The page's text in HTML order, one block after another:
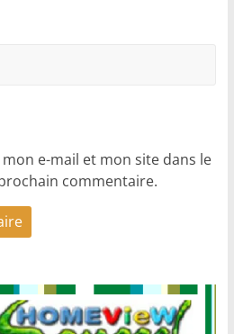
e-mail et mon site dans le
commentaire.